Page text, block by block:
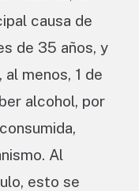
causa de
de 35 años, y
menos, 1 de
alcohol, por
Al
esto se